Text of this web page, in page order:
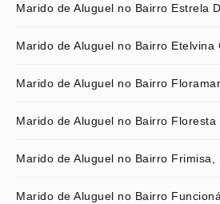
Marido de Aluguel no Bairro Estrela
Marido de Aluguel no Bairro Etelvina
Marido de Aluguel no Bairro Floramar
Marido de Aluguel no Bairro Floresta
Marido de Aluguel no Bairro Frimisa,
Marido de Aluguel no Bairro